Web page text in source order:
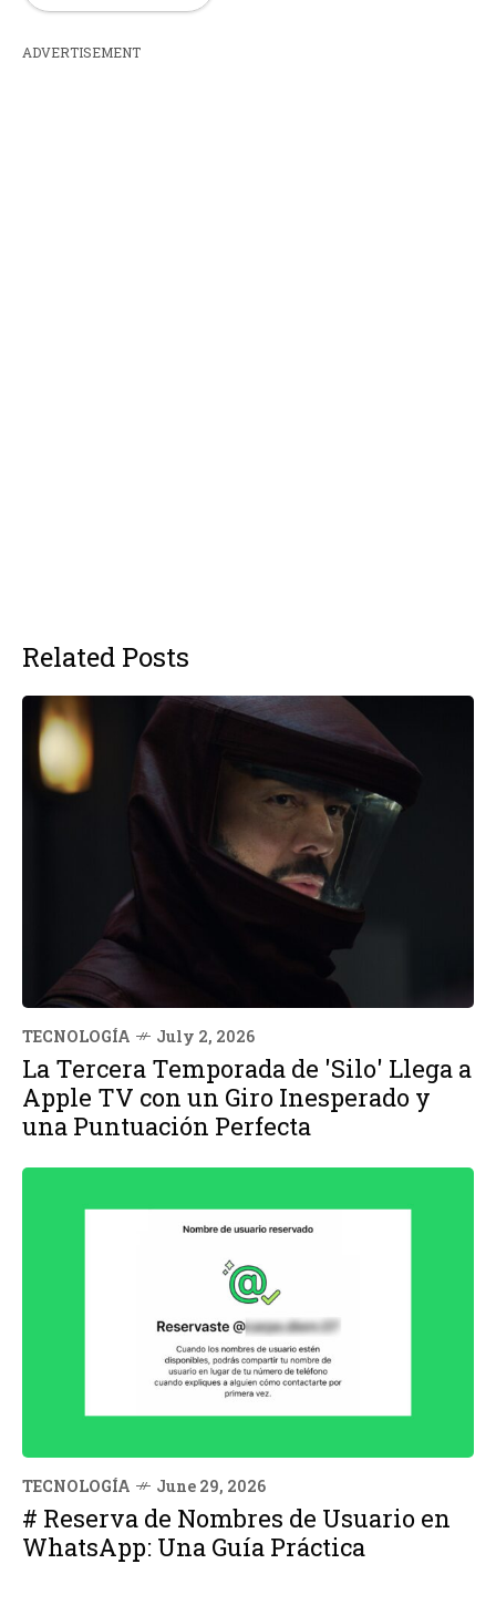
ADVERTISEMENT
Related Posts
TECNOLOGÍA July 2, 2026
La Tercera Temporada de 'Silo' Llega a
Apple TV con un Giro Inesperado y
una Puntuación Perfecta
TECNOLOGÍA June 29, 2026
# Reserva de Nombres de Usuario en
WhatsApp: Una Guía Práctica